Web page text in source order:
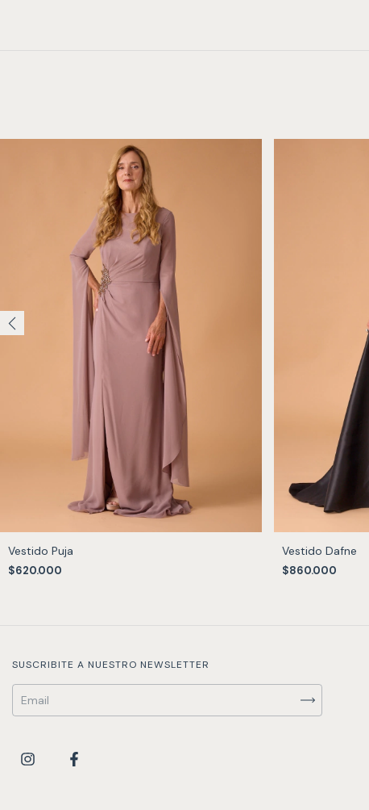
Vestido Puja
$620.000
Vestido Dafne
$860.000
SUSCRIBITE A NUESTRO NEWSLETTER